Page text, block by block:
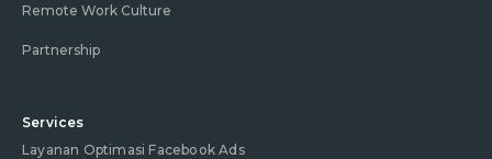
Remote Work Culture
Partnership
Services
Layanan Optimasi Facebook Ads